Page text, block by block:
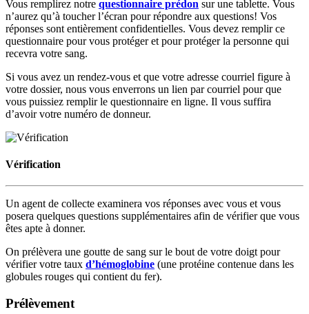
Vous remplirez notre questionnaire prédon sur une tablette. Vous
n’aurez qu’à toucher l’écran pour répondre aux questions! Vos
réponses sont entièrement confidentielles. Vous devez remplir ce
questionnaire pour vous protéger et pour protéger la personne qui
recevra votre sang.
Si vous avez un rendez-vous et que votre adresse courriel figure à
votre dossier, nous vous enverrons un lien par courriel pour que
vous puissiez remplir le questionnaire en ligne. Il vous suffira
d’avoir votre numéro de donneur.
Vérification
Un agent de collecte examinera vos réponses avec vous et vous
posera quelques questions supplémentaires afin de vérifier que vous
êtes apte à donner.
On prélèvera une goutte de sang sur le bout de votre doigt pour
vérifier votre taux d’hémoglobine (une protéine contenue dans les
globules rouges qui contient du fer).
Prélèvement